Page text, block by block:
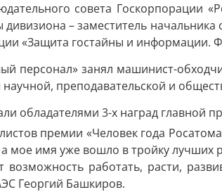
совета Госкорпорации
– заместитель
«Защита гостайны и информации.
персонал» занял машинист-
преподавательской и
премии «Человек года
мое имя уже вошло в тройку лучших
работать, расти,
Георгий Башкиров.